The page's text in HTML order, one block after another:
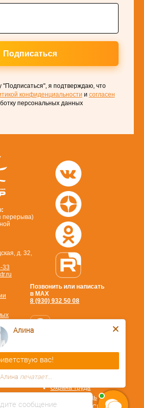
Подписаться
"Подписаться", я подтверждаю, что
конфиденциальности и согласен
персональных данных
перерыва)
Позвонить или написать
в MAX
8 (930) 932 50 08
д. 32,
33
Стать
партнером
ОТВЕТЫ НА
ВОПРОСЫ
Охрана труда
Первая помощь
об
сообщение
Алина
вас!
Алина печатает...